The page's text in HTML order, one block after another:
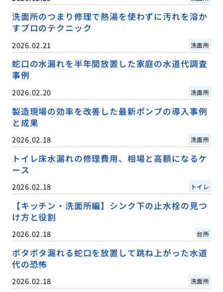
洗面所のつまり修理で熱湯を使わずに汚れを溶か
すプロのテクニック
2026.02.21 洗面所
蛇口の水漏れを半年間放置した家庭の水道代調査
事例
2026.02.20 洗面所
製造現場の効率を改善した最新ポンプの導入事例
と成果
2026.02.18 洗面所
トイレ床水漏れの修理費用、相場と高額になるケ
ース
2026.02.18 トイレ
【キッチン・洗面所編】シンク下の止水栓の見つ
け方と役割
2026.02.18 台所
ポタポタ漏れる蛇口を放置して跳ね上がった水道
代の恐怖
2026.02.18 洗面所